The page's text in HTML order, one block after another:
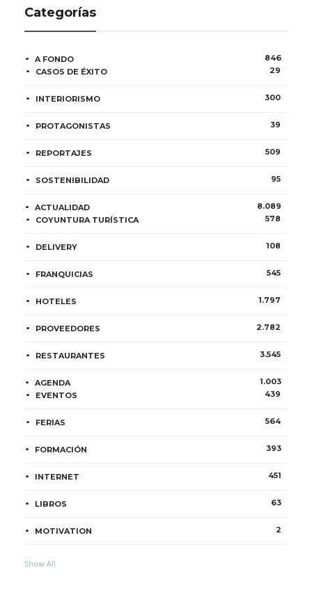
Categorías
A FONDO
846
CASOS DE ÉXITO
29
INTERIORISMO 300
PROTAGONISTAS 39
REPORTAJES 509
SOSTENIBILIDAD 95
ACTUALIDAD
8.089
COYUNTURA TURÍSTICA
578
DELIVERY 108
FRANQUICIAS 545
HOTELES 1.797
PROVEEDORES 2.782
RESTAURANTES 3.545
AGENDA
1.003
EVENTOS
439
FERIAS 564
FORMACIÓN 393
INTERNET 451
LIBROS 63
MOTIVATION 2
Show All